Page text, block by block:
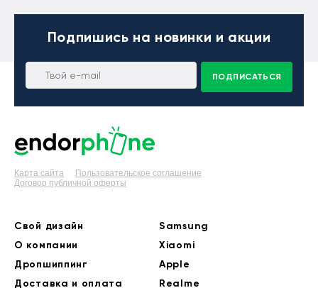
Подпишись на новинки и акции
ПОДПИСАТЬСЯ
Карта сайта
Пользовательское соглашение
Договор публичной оферты
Свой дизайн
О компании
Дропшиппинг
Доставка и оплата
Samsung
Xiaomi
Apple
Realme